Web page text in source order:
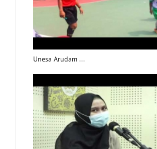
Unesa Arudam ...